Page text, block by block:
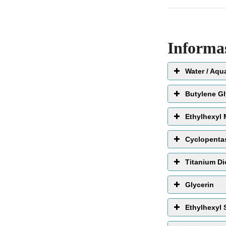
Water /
Butylene
melembabkan
Ethylhexyl
Titanium
Glycerin
Ethylhexyl